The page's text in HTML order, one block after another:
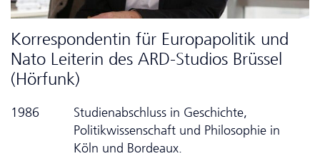
Korrespondentin für Europapolitik und
Nato Leiterin des ARD-Studios Brüssel
(Hörfunk)
1986
Studienabschluss in Geschichte,
Politikwissenschaft und Philosophie in
Köln und Bordeaux.